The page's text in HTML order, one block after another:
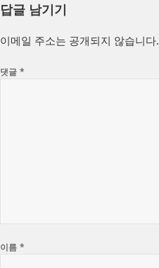
일
이
답글 남기기
이메일 주소는 공개되지 않습니다.
댓글*
이름*